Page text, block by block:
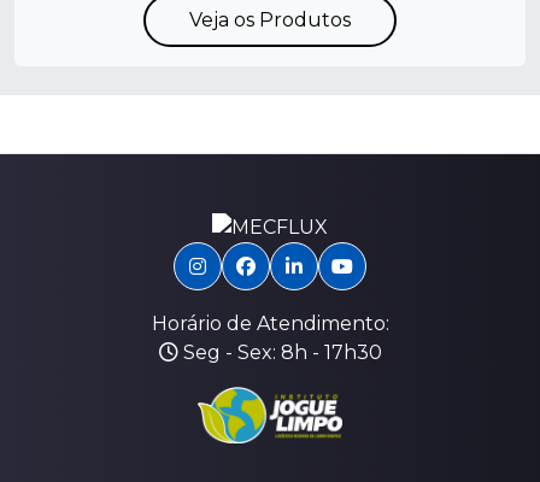
Veja os Produtos
Horário de Atendimento:
Seg - Sex: 8h - 17h30